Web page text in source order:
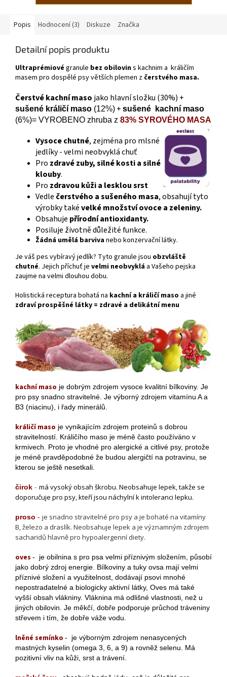
Popis Hodnocení (3) Diskuze Značka
Detailní popis produktu
Ultraprémiové granule bez obilovins kachnim a králičím
masem pro dospělé psy větších plemen z čerstvého masa.
Čerstvé kachní maso jako hlavní složku (30%) +
sušené králičí maso (12%) + sušené kachní maso
(6%)= VYROBENO zhruba z 83% SYROVÉHO MASA
Vysoce chutné, zejména pro mlsné
jedlíky - velmi neobvyklá chuť
Pro zdravé zuby, silné kosti a silné
klouby.
Pro zdravou kůži a lesklou srst
Vedle čerstvého a sušeného masa, obsahují tyto
výrobky takévelké množství ovoce a zeleniny.
Obsahuje přírodní antioxidanty.
Posiluje životně důležité funkce.
Žádná umělá barvivanebo konzervační látky.
Je váš pes vybíravý jedlík? Tyto granule jsou obzvláště
chutné. Jejich příchuť je velmi neobvyklá a Vašeho pejska
zaujme na velmi dlouhou dobu.
Holistická receptura bohatá na kachní a králičí maso a jiné
zdraví prospěšné látky = zdravé a delikátní menu
kachní maso je dobrým zdrojem vysoce kvalitní bílkoviny. Je
pro psy snadno stravitelné. Je výborný zdrojem vitamínu A a
B3 (niacinu), i řady minerálů.
králičí maso je vynikajícím zdrojem proteinů s dobrou
stravitelností. Králičího maso je méně často používáno v
krmivech. Proto je vhodné pro alergické a citlivé psy, protože
je méně pravděpodobné že budou alergičtí na potravinu, se
kterou se ještě nesetkali.
čirok - má vysoký obsah škrobu. Neobsahuje lepek, takže se
doporučuje pro psy, kteří jsou náchylní k intoleranci lepku.
proso - je snadno stravitelné pro psy a je bohaté na vitamíny
B, železo a draslík. Neobsahuje lepek a je významným zdrojem
sacharidů hlavně pro hypoalergenní diety.
oves - je obilnina s pro psa velmi příznivým složením, působí
jako dobrý zdroj energie. Bílkoviny a tuky ovsa mají velmi
příznivé složení a využitelnost, dodávají psovi mnohé
nepostradatelné a biologicky aktivní látky, Oves má také
vyšší obsah vlákniny. Vláknina má odlišné vlastnosti, než u
jiných obilovin. Je měkčí, dobře podporuje průchod tráveniny
střevem i tím, že dobře váže vodu.
lněné semínko - je výborným zdrojem nenasycených
mastných kyselin (omega 3, 6, a 9) a rovněž selenu. Má
pozitivní vliv na kůži, srst a trávení.